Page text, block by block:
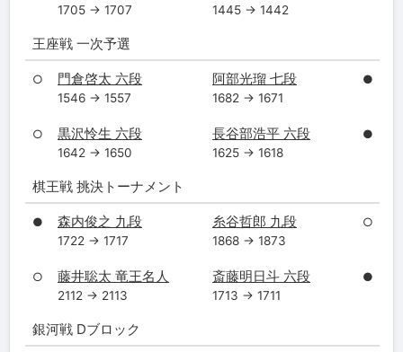
1705 → 1707 1445 → 1442
王座戦 一次予選
○ 門倉啓太 六段
1546 → 1557
阿部光瑠 七段
1682 → 1671
●
○ 黒沢怜生 六段
1642 → 1650
長谷部浩平 六段
1625 → 1618
●
棋王戦 挑決トーナメント
● 森内俊之 九段
1722 → 1717
糸谷哲郎 九段
1868 → 1873
○
○ 藤井聡太 竜王名人
2112 → 2113
斎藤明日斗 六段
1713 → 1711
●
銀河戦 Dブロック